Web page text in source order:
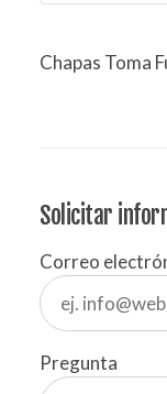
Chapas Toma
Solicitar
Correo
Pregunta